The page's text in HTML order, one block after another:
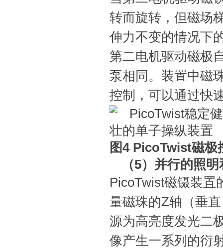
转而旋转，但磁场
伸力不变的情况下
第二电机驱动磁极
泵相同。装置中磁
控制，可以通过快
图4 PicoTwist磁极
（5）并行的照
PicoTwist磁镊装置
量磁珠的Z轴（垂
源为高亮度发光二
像产生一系列的衍